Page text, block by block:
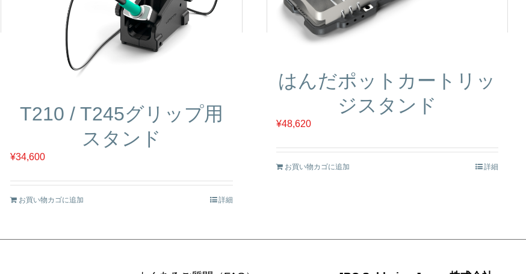
T210 / T245グリップ用
スタンド
¥34,600
お買い物カゴに追加 詳細
はんだポットカートリッ
ジスタンド
¥48,620
お買い物カゴに追加 詳細